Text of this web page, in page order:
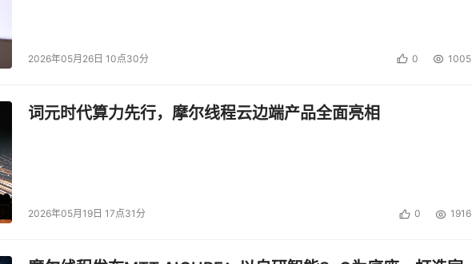
2026年05月26日 10点30分 0 1005
词元时代算力先行，摩尔线程云边端产品全面亮相
2026年05月19日 17点31分 0 1916